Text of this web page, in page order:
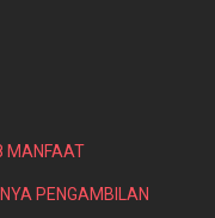
MANFAAT
PENGAMBILAN